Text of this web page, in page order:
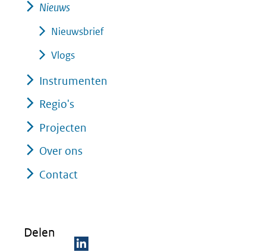
Nieuws
Nieuwsbrief
Vlogs
Instrumenten
Regio's
Projecten
Over ons
Contact
Delen